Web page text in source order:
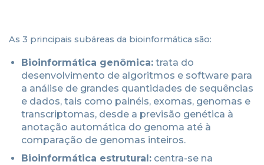
As 3 principais subáreas da bioinformática são:
Bioinformática genômica:trata do
desenvolvimento de algoritmos e software para
a análise de grandes quantidades de sequências
e dados, tais como painéis, exomas, genomas e
transcriptomas, desde a previsão genética à
anotação automática do genoma até à
comparação de genomas inteiros.
Bioinformática estrutural:centra-se na